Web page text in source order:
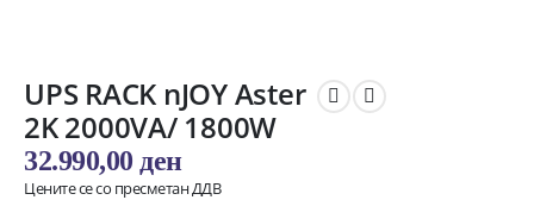
UPS RACK nJOY Aster
2K 2000VA/ 1800W
32.990,00 ден
Цените се со пресметан ДДВ